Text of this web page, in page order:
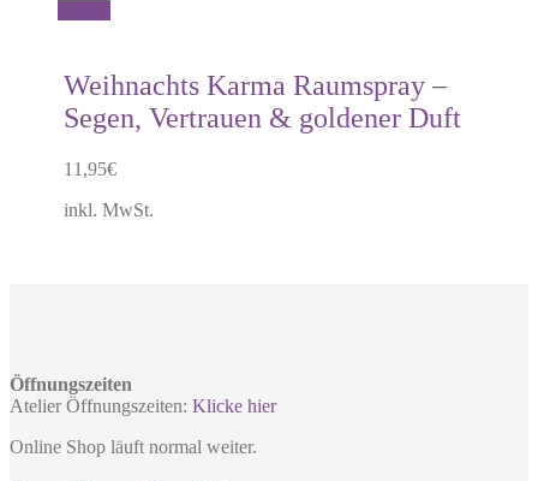
Weihnachts Karma Raumspray –
Segen, Vertrauen & goldener Duft
11,95€
inkl. MwSt.
Öffnungszeiten
Atelier Öffnungszeiten: Klicke hier
Online Shop läuft normal weiter.